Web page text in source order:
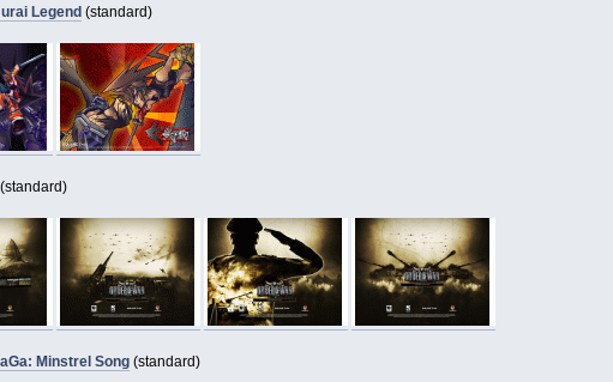
Legend (standard)
Minstrel Song(standard)